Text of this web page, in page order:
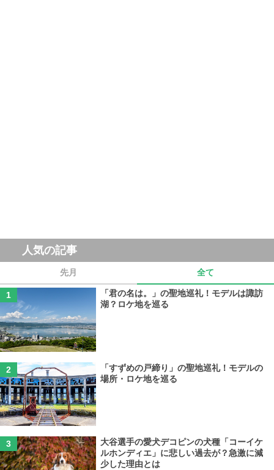
人気の記事
先月 全て
「君の名は。」の聖地巡礼！モデルは諏訪
湖？ロケ地を巡る
「すずめの戸締り」の聖地巡礼！モデルの
場所・ロケ地を巡る
大谷選手の愛犬デコピンの犬種「コーイケ
ルホンディエ」に悲しい過去が？急激に減
少した理由とは